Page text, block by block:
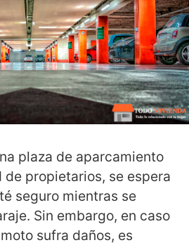
plaza de aparcamiento
de propietarios, se espera
seguro mientras se
Sin embargo, en caso
sufra daños, es